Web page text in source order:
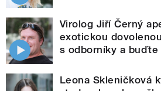
Virolog Jiří Černý
exotickou
s odborníky a buďte
Leona Skleničková